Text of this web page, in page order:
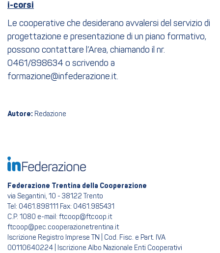
i-corsi
Le cooperative che desiderano avvalersi del servizio di
progettazione e presentazione di un piano formativo,
possono contattare l’Area, chiamando il nr.
0461/898634 o scrivendo a
formazione@infederazione.it.
Autore: Redazione
Federazione Trentina della Cooperazione
via Segantini, 10 - 38122 Trento
Tel: 0461.898111 Fax: 0461.985431
C.P. 1080 e-mail: ftcoop@ftcoop.it
ftcoop@pec.cooperazionetrentina.it
Iscrizione Registro Imprese TN | Cod. Fisc. e Part. IVA
00110640224 | Iscrizione Albo Nazionale Enti Cooperativi